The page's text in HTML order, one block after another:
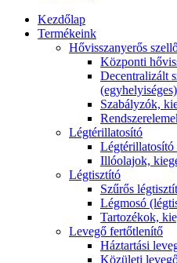
Kezdőlap
Termékeink
Hővisszanyerős
Központi
Decentralizált
(egyhelyiséges)
Szabályzók,
Légtérillatosító
Légtérillatosító
Illóolajok,
Légtisztító
Szűrős
Légmosó
Tartozékok,
Levegő fertőtlenítő
Háztartási
Közületi